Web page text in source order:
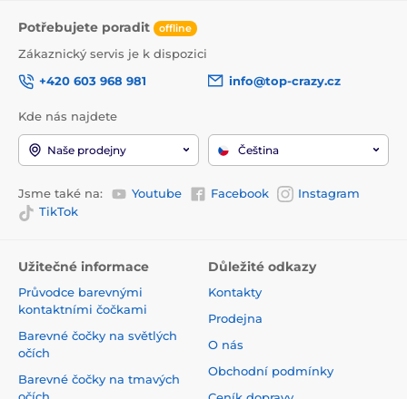
Potřebujete poradit offline
Zákaznický servis je k dispozici
+420 603 968 981
info@top-crazy.cz
Kde nás najdete
Naše prodejny Čeština
Jsme také na: Youtube Facebook
Instagram
TikTok
Užitečné informace
Průvodce barevnými
kontaktními čočkami
Barevné čočky na světlých
očích
Barevné čočky na tmavých
očích
Důležité odkazy
Kontakty
Prodejna
O nás
Obchodní podmínky